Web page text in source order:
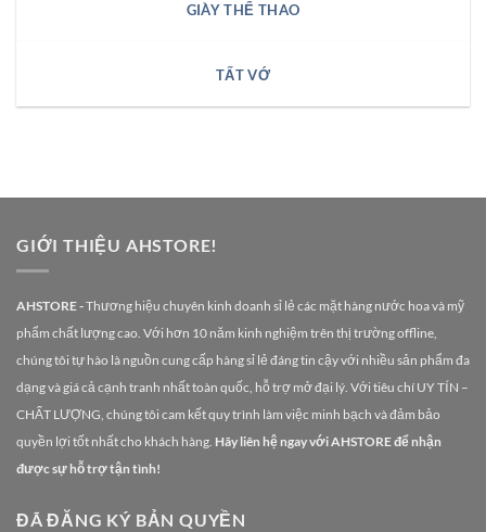
GIÀY THỂ THAO
TẤT VỚ
GIỚI THIỆU AHSTORE!
AHSTORE -Thương hiệu chuyên kinh doanh sỉ lẻ các mặt hàng nước hoa và mỹ
phẩm chất lượng cao. Với hơn 10 năm kinh nghiệm trên thị trường offline,
chúng tôi tự hào là nguồn cung cấp hàng sỉ lẻ đáng tin cậy với nhiều sản phẩm đa
dạng và giá cả cạnh tranh nhất toàn quốc, hỗ trợ mở đại lý. Với tiêu chí UY TÍN –
CHẤT LƯỢNG, chúng tôi cam kết quy trình làm việc minh bạch và đảm bảo
quyền lợi tốt nhất cho khách hàng. Hãy liên hệ ngay với AHSTORE để nhận
được sự hỗ trợ tận tình!
ĐÃ ĐĂNG KÝ BẢN QUYỀN